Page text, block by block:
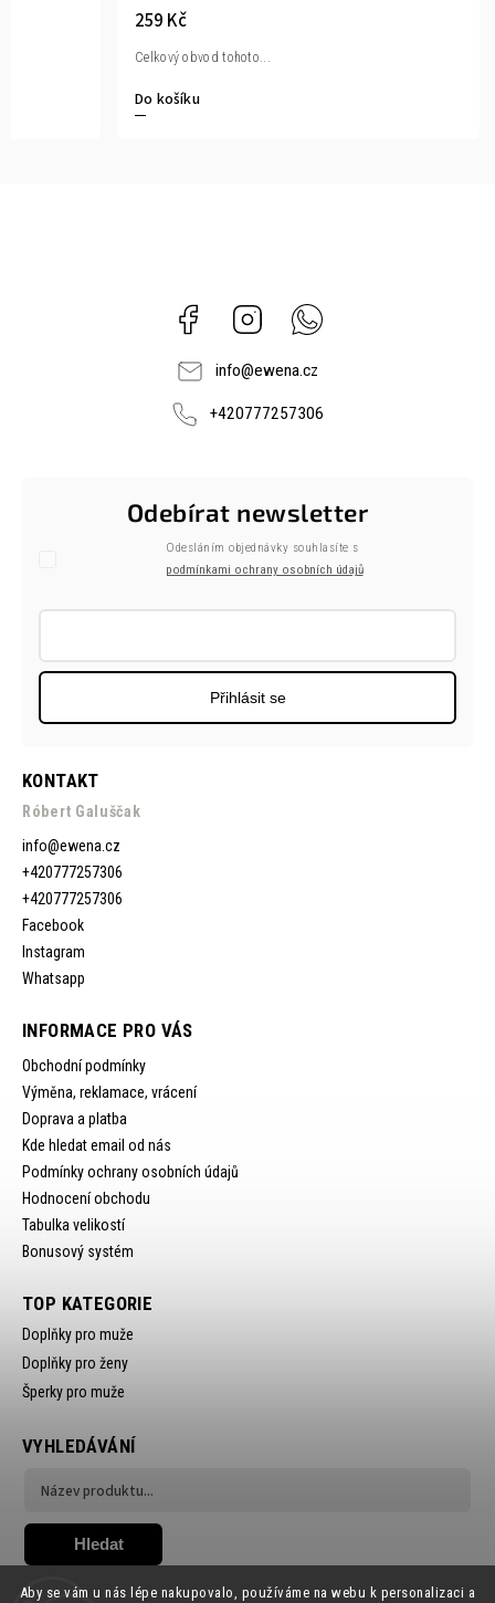
Aby se vám u nás lépe nakupovalo, používáme na webu k personalizaci a
259 Kč
Do košíku
Celkový obvod tohoto...
Facebook Instagram
info@ewena.cz
+420777257306
KONTAKT
Róbert Galuščak
info@ewena.cz
+420777257306
+420777257306
Facebook
Instagram
Whatsapp
INFORMACE PRO VÁS
Obchodní podmínky
Výměna, reklamace, vrácení
Doprava a platba
Kde hledat email od nás
Podmínky ochrany osobních údajů
Hodnocení obchodu
Tabulka velikostí
Bonusový systém
Odebírat newsletter
Odesláním objednávky souhlasíte s
podmínkami ochrany osobních údajů
Přihlásit se
TOP KATEGORIE
Doplňky pro muže
Doplňky pro ženy
Šperky pro muže
VYHLEDÁVÁNÍ
Hledat